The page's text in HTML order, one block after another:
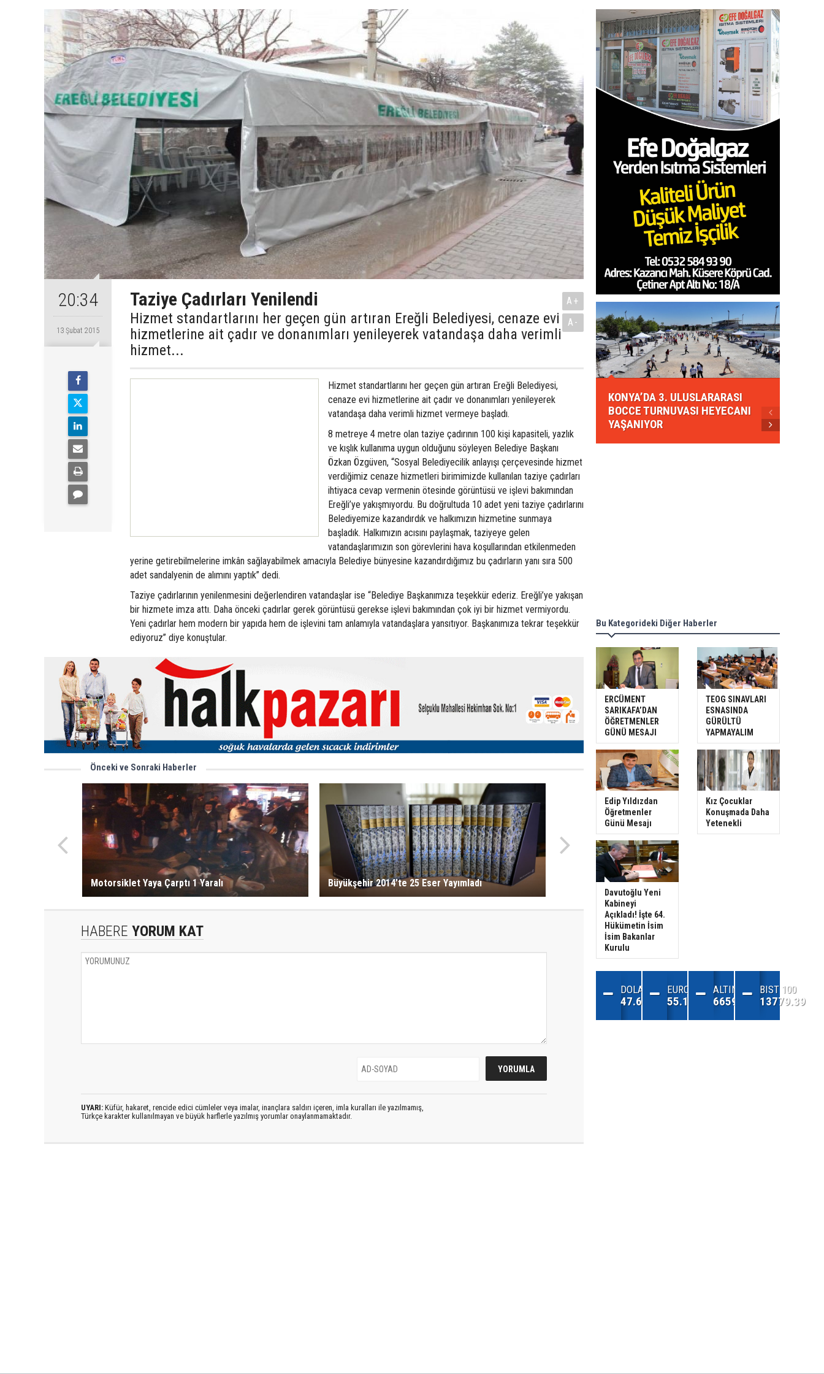
20:34
13 Şubat 2015
Taziye Çadırları Yenilendi
Hizmet standartlarını her geçen gün artıran Ereğli Belediyesi, cenaze evi
hizmetlerine ait çadır ve donanımları yenileyerek vatandaşa daha verimli
hizmet...
A+
A-
Hizmet standartlarını her geçen gün artıran Ereğli Belediyesi,
cenaze evi hizmetlerine ait çadır ve donanımları yenileyerek
vatandaşa daha verimli hizmet vermeye başladı.
8 metreye 4 metre olan taziye çadırının 100 kişi kapasiteli, yazlık
ve kışlık kullanıma uygun olduğunu söyleyen Belediye Başkanı
Özkan Özgüven, “Sosyal Belediyecilik anlayışı çerçevesinde hizmet
verdiğimiz cenaze hizmetleri birimimizde kullanılan taziye çadırları
ihtiyaca cevap vermenin ötesinde görüntüsü ve işlevi bakımından
Ereğli’ye yakışmıyordu. Bu doğrultuda 10 adet yeni taziye çadırlarını
Belediyemize kazandırdık ve halkımızın hizmetine sunmaya
başladık. Halkımızın acısını paylaşmak, taziyeye gelen
vatandaşlarımızın son görevlerini hava koşullarından etkilenmeden
yerine getirebilmelerine imkân sağlayabilmek amacıyla Belediye bünyesine kazandırdığımız bu çadırların yanı sıra 500
adet sandalyenin de alımını yaptık” dedi.
Taziye çadırlarının yenilenmesini değerlendiren vatandaşlar ise “Belediye Başkanımıza teşekkür ederiz. Ereğli’ye yakışan
bir hizmete imza attı. Daha önceki çadırlar gerek görüntüsü gerekse işlevi bakımından çok iyi bir hizmet vermiyordu.
Yeni çadırlar hem modern bir yapıda hem de işlevini tam anlamıyla vatandaşlara yansıtıyor. Başkanımıza tekrar teşekkür
ediyoruz” diye konuştular.
Önceki ve Sonraki Haberler
Motorsiklet Yaya Çarptı 1 Yaralı Büyükşehir 2014’te 25 Eser Yayımladı
HABERE YORUM KAT
UYARI: Küfür, hakaret, rencide edici cümleler veya imalar, inançlara saldırı içeren, imla kuralları ile yazılmamış,
Türkçe karakter kullanılmayan ve büyük harflerle yazılmış yorumlar onaylanmamaktadır.
KONYA’DA 3. ULUSLARARASI
BOCCE TURNUVASI HEYECANI
YAŞANIYOR
Bu Kategorideki Diğer Haberler
ERCÜMENT
SARIKAFA’DAN
ÖĞRETMENLER
GÜNÜ MESAJI
TEOG SINAVLARI
ESNASINDA
GÜRÜLTÜ
YAPMAYALIM
Edip Yıldızdan
Öğretmenler
Günü Mesajı
Kız Çocuklar
Konuşmada Daha
Yetenekli
Davutoğlu Yeni
Kabineyi
Açıkladı! İşte 64.
Hükümetin İsim
İsim Bakanlar
Kurulu
DOLAR
47.68
EURO
55.13
ALTIN
6659.71
BIST 100
13779.39